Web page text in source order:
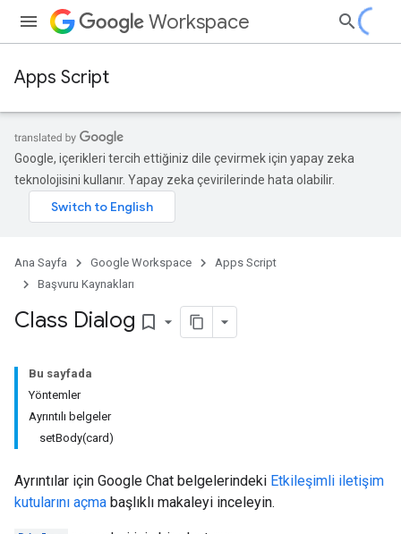
Workspace
Apps Script
Google, içerikleri tercih ettiğiniz dile çevirmek için yapay zeka
teknolojisini kullanır. Yapay zeka çevirilerinde hata olabilir.
Ana Sayfa Google Workspace
Apps Script
Başvuru Kaynakları
Class Dialog bookmark_border
Bu sayfada
Yöntemler
Ayrıntılı belgeler
setBody(card)
Ayrıntılar için Google Chat belgelerindeki Etkileşimli iletişim
kutularını açma başlıklı makaleyi inceleyin.